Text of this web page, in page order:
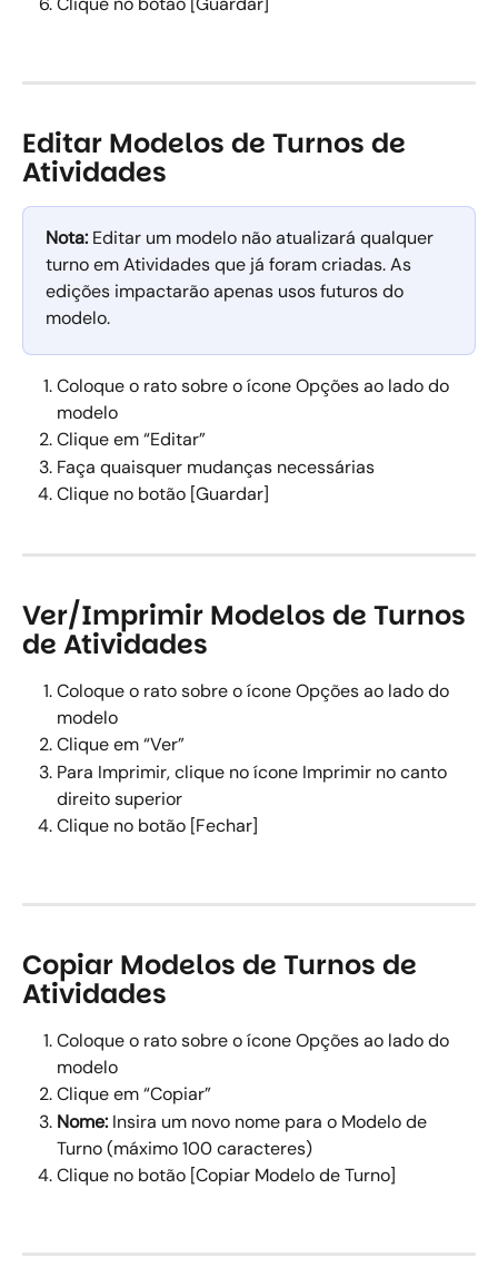
Editar Modelos de Turnos de
Atividades
Nota: Editar um modelo não atualizará qualquer
turno em Atividades que já foram criadas. As
edições impactarão apenas usos futuros do
modelo.
Coloque o rato sobre o ícone Opções ao lado do
modelo
Clique em “Editar”
Faça quaisquer mudanças necessárias
Clique no botão [Guardar]
Ver/Imprimir Modelos de Turnos
de Atividades
Coloque o rato sobre o ícone Opções ao lado do
modelo
Clique em “Ver”
Para Imprimir, clique no ícone Imprimir no canto
direito superior
Clique no botão [Fechar]
Copiar Modelos de Turnos de
Atividades
Coloque o rato sobre o ícone Opções ao lado do
modelo
Clique em “Copiar”
Nome: Insira um novo nome para o Modelo de
Turno (máximo 100 caracteres)
Clique no botão [Copiar Modelo de Turno]